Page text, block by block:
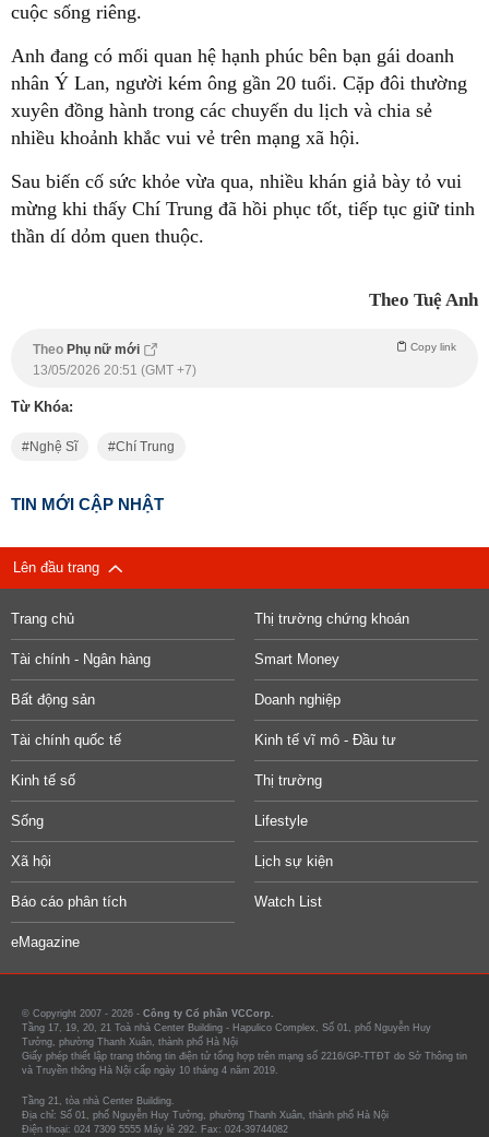
cuộc sống riêng.
Anh đang có mối quan hệ hạnh phúc bên bạn gái doanh
nhân Ý Lan, người kém ông gần 20 tuổi. Cặp đôi thường
xuyên đồng hành trong các chuyến du lịch và chia sẻ
nhiều khoảnh khắc vui vẻ trên mạng xã hội.
Sau biến cố sức khỏe vừa qua, nhiều khán giả bày tỏ vui
mừng khi thấy Chí Trung đã hồi phục tốt, tiếp tục giữ tinh
thần dí dỏm quen thuộc.
Theo Tuệ Anh
Theo Phụ nữ mới Copy link
13/05/2026 20:51 (GMT +7)
Từ Khóa:
Nghệ Sĩ Chí Trung
TIN MỚI CẬP NHẬT
Lên đầu trang
Trang chủ Thị trường chứng khoán
Tài chính - Ngân hàng Smart Money
Bất động sản Doanh nghiệp
Tài chính quốc tế Kinh tế vĩ mô - Đầu tư
Kinh tế số Thị trường
Sống Lifestyle
Xã hội Lịch sự kiện
Báo cáo phân tích Watch List
eMagazine
© Copyright 2007 - 2026 - Công ty Cổ phần VCCorp.
Tầng 17, 19, 20, 21 Toà nhà Center Building - Hapulico Complex, Số 01, phố Nguyễn Huy
Tưởng, phường Thanh Xuân, thành phố Hà Nội
Giấy phép thiết lập trang thông tin điện tử tổng hợp trên mạng số 2216/GP-TTĐT do Sở Thông tin
và Truyền thông Hà Nội cấp ngày 10 tháng 4 năm 2019.
Tầng 21, tòa nhà Center Building.
Địa chỉ: Số 01, phố Nguyễn Huy Tưởng, phường Thanh Xuân, thành phố Hà Nội
Điện thoại: 024 7309 5555 Máy lẻ 292. Fax: 024-39744082